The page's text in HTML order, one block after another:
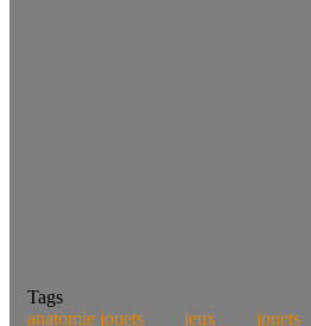
Tags
anatomie jouets
jeux jouets